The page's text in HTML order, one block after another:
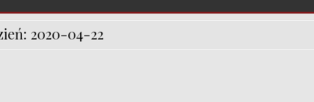
2020-04-22